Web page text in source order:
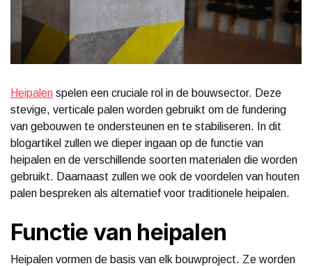
Heipalen spelen een cruciale rol in de bouwsector. Deze
stevige, verticale palen worden gebruikt om de fundering
van gebouwen te ondersteunen en te stabiliseren. In dit
blogartikel zullen we dieper ingaan op de functie van
heipalen en de verschillende soorten materialen die worden
gebruikt. Daarnaast zullen we ook de voordelen van houten
palen bespreken als alternatief voor traditionele heipalen.
Functie van heipalen
Heipalen vormen de basis van elk bouwproject. Ze worden